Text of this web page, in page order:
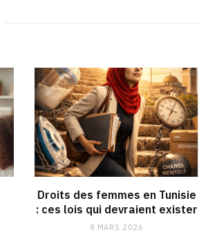
Droits des femmes en Tunisie
: ces lois qui devraient exister
8 MARS 2026